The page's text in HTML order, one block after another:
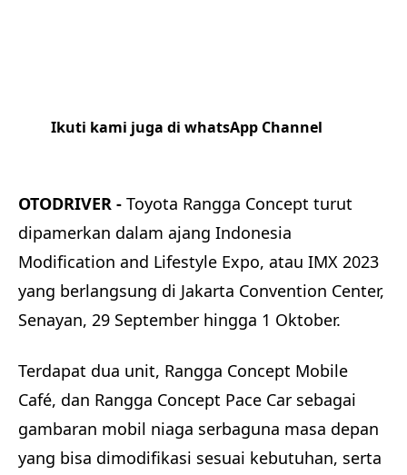
Ikuti kami juga di whatsApp Channel
OTODRIVER - Toyota Rangga Concept turut
dipamerkan dalam ajang Indonesia
Modification and Lifestyle Expo, atau IMX 2023
yang berlangsung di Jakarta Convention Center,
Senayan, 29 September hingga 1 Oktober.
Terdapat dua unit, Rangga Concept Mobile
Café, dan Rangga Concept Pace Car sebagai
gambaran mobil niaga serbaguna masa depan
yang bisa dimodifikasi sesuai kebutuhan, serta